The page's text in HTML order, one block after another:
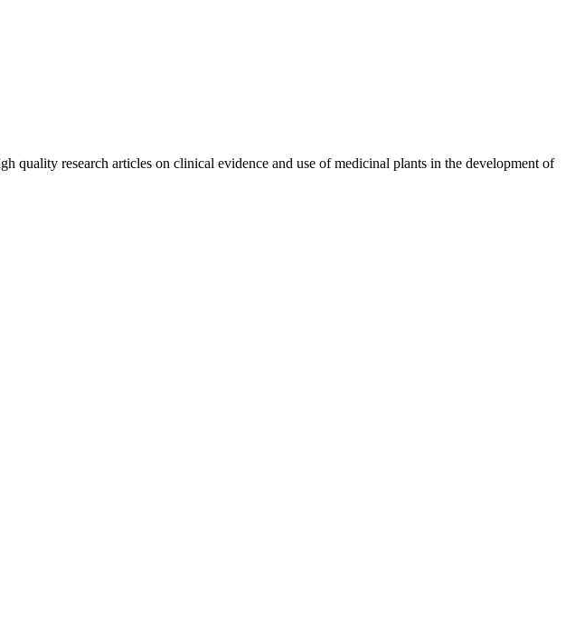
quality research articles on clinical evidence and use of medicinal plants in the development of